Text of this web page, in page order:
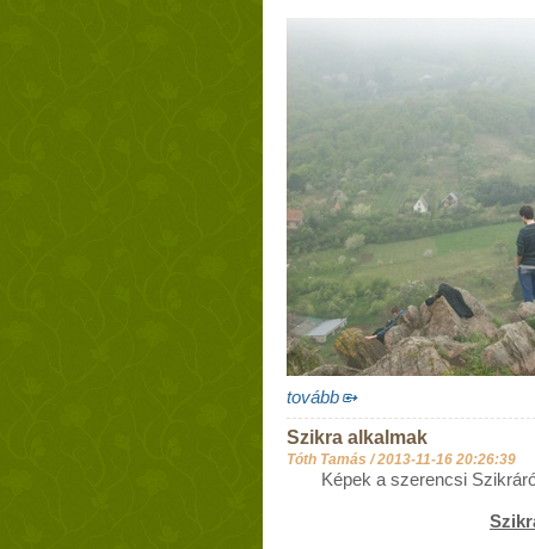
tovább
Szikra alkalmak
Tóth Tamás /2013-11-16 20:26:39
Képek a szerencsi